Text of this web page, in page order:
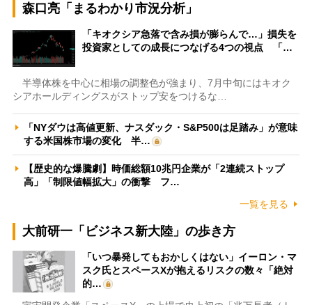
森口亮「まるわかり市況分析」
「キオクシア急落で含み損が膨らんで…」損失を
投資家としての成長につなげる4つの視点 「…
半導体株を中心に相場の調整色が強まり、7月中旬にはキオク
シアホールディングスがストップ安をつけるな…
「NYダウは高値更新、ナスダック・S&P500は足踏み」が意味
する米国株市場の変化 半…
【歴史的な爆騰劇】時価総額10兆円企業が「2連続ストップ
高」「制限値幅拡大」の衝撃 フ…
一覧を見る
大前研一「ビジネス新大陸」の歩き方
「いつ暴発してもおかしくはない」イーロン・マ
スク氏とスペースXが抱えるリスクの数々「絶対
的…